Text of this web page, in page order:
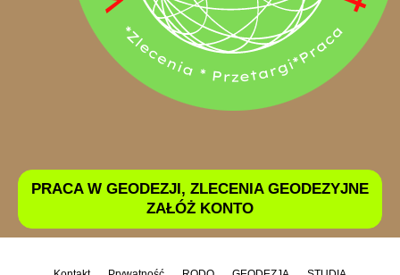
PRACA W GEODEZJI, ZLECENIA GEODEZYJNE
ZAŁÓŻ KONTO